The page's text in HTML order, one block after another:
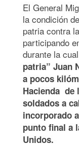
El General
la condición
patria contra
participando
durante la
patria” Juan
a pocos
Hacienda de
soldados a
incorporado
punto final a
Unidos.